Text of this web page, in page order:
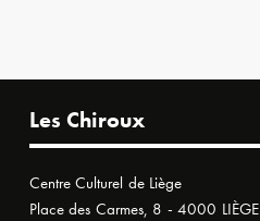
Les Chiroux
Centre Culturel de Liège
Place des Carmes, 8 - 4000 LIÈGE